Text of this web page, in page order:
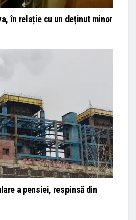
în relație cu un deținut minor
a pensiei, respinsă din